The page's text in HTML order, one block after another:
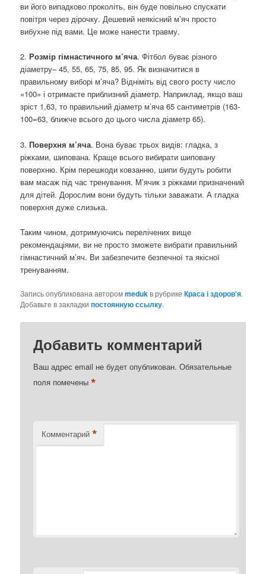
ви його випадково проколіть, він буде повільно спускати
повітря через дірочку. Дешевий неякісний м’яч просто
вибухне під вами. Це може нанести травму.
2.Розмір гімнастичного м’яча. Фітбол буває різного
діаметру– 45, 55, 65, 75, 85, 95. Як визначитися в
правильному виборі м’яча? Відніміть від свого росту число
«100» і отримаєте приблизний діаметр. Наприклад, якщо ваш
зріст 1,63, то правильний діаметр м’яча 65 сантиметрів (163-
100=63, ближче всього до цього числа діаметр 65).
3.Поверхня м’яча. Вона буває трьох видів: гладка, з
ріжками, шипована. Краще всього вибирати шиповану
поверхню. Крім перешкоди ковзанню, шипи будуть робити
вам масаж під час тренування. М’ячик з ріжками призначений
для дітей. Дорослим вони будуть тільки заважати. А гладка
поверхня дуже слизька.
Таким чином, дотримуючись перелічених вище
рекомендаціями, ви не просто зможете вибрати правильний
гімнастичний м’яч. Ви забезпечите безпечної та якісної
тренуванням.
Запись опубликована авторомmedukв рубрикеКраса і здоров'я.
Добавьте в закладкипостоянную ссылку.
Добавить комментарий
Ваш адрес email не будет опубликован. Обязательные
поля помечены*
Комментарий *